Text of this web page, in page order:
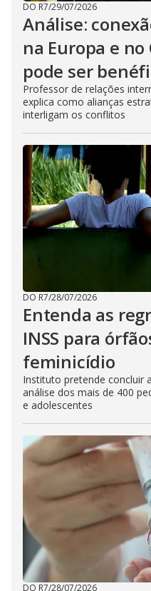
DO R7/29/07/2026
Análise:
na Europa e
pode ser
Professor de relações
explica como alianças
interligam os conflitos
DO R7/28/07/2026
Entenda as
INSS para
feminicídio
Instituto pretende concluir
análise dos mais de 400
e adolescentes
DO R7/28/07/2026